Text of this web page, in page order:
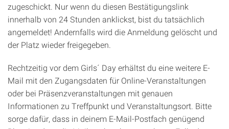
zugeschickt. Nur wenn du diesen Bestätigungslink
innerhalb von 24 Stunden anklickst, bist du tatsächlich
angemeldet! Andernfalls wird die Anmeldung gelöscht und
der Platz wieder freigegeben.
Rechtzeitig vor dem Girls´ Day erhältst du eine weitere E-
Mail mit den Zugangsdaten für Online-Veranstaltungen
oder bei Präsenzveranstaltungen mit genauen
Informationen zu Treffpunkt und Veranstaltungsort. Bitte
sorge dafür, dass in deinem E-Mail-Postfach genügend